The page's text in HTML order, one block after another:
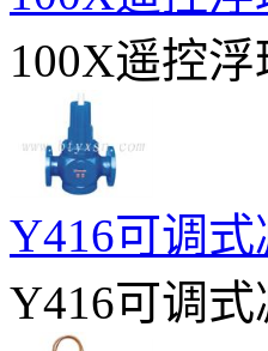
100X遥控
Y416可调式
Y416可调